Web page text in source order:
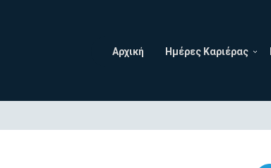
Αρχική Ημέρες Καριέρας